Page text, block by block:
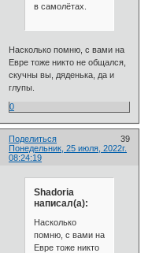
в самолётах.
Насколько помню, с вами на
Евре тоже никто не общался,
скучны вы, дяденька, да и
глупы.
0
Поделиться
39
Понедельник, 25 июля, 2022г.
08:24:19
Shadoria
написал(а):
Насколько
помню, с вами на
Евре тоже никто